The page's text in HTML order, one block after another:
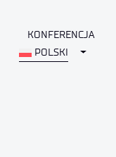
Dropdown
KONFERENCJA
POLSKI Toggle